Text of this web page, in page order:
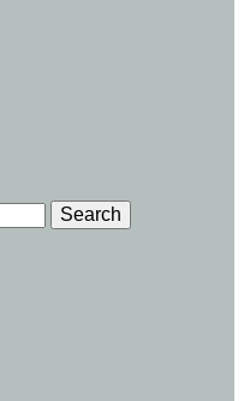
Search